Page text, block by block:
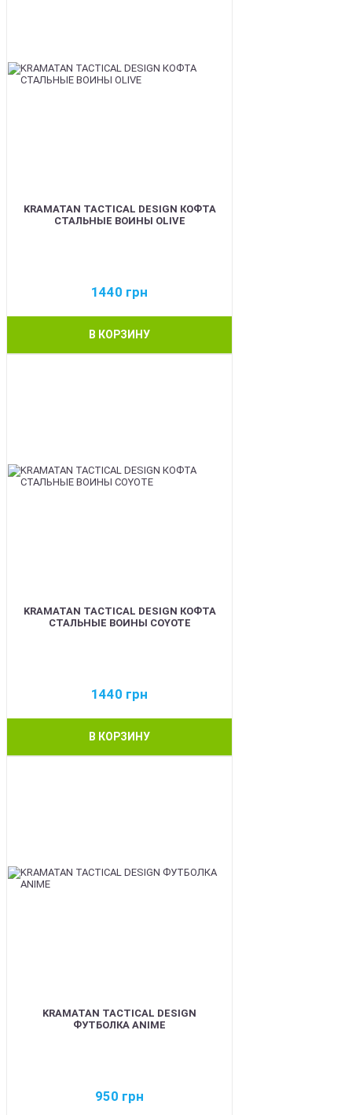
KRAMATAN TACTICAL DESIGN КОФТА
СТАЛЬНЫЕ ВОИНЫ OLIVE
1440 грн
В КОРЗИНУ
KRAMATAN TACTICAL DESIGN КОФТА
СТАЛЬНЫЕ ВОИНЫ COYOTE
1440 грн
В КОРЗИНУ
KRAMATAN TACTICAL DESIGN
ФУТБОЛКА ANIME
950 грн